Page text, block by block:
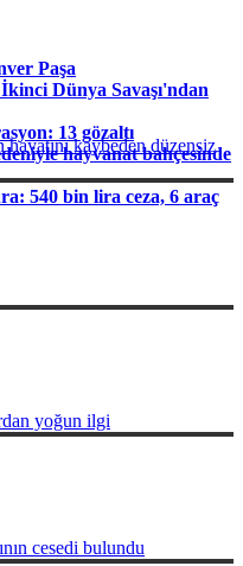
Paşa
Dünya Savaşı'ndan
13 gözaltı
hayvanat bahçesinde
540 bin lira ceza, 6 araç
hayatını kaybeden düzensiz
yoğun ilgi
cesedi bulundu